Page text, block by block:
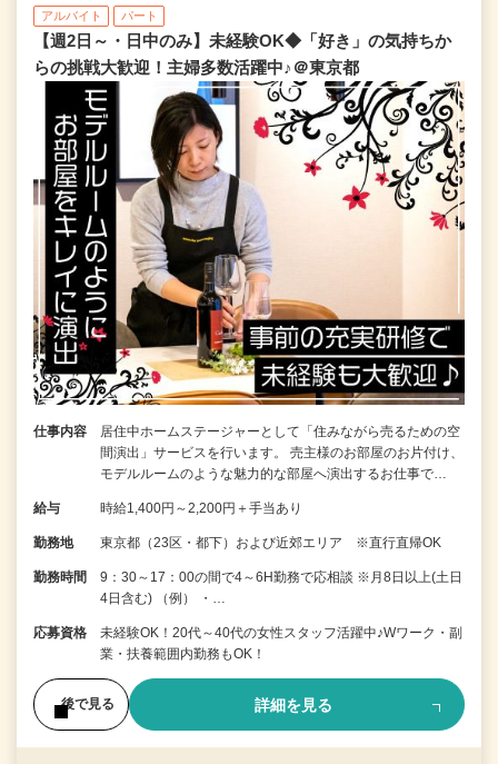
アルバイト パート
【週2日～・日中のみ】未経験OK◆「好き」の気持ちか
らの挑戦大歓迎！主婦多数活躍中♪＠東京都
仕事内容
居住中ホームステージャーとして「住みながら売るための空
間演出」サービスを行います。 売主様のお部屋のお片付け、
モデルルームのような魅力的な部屋へ演出するお仕事で…
給与 時給1,400円～2,200円＋手当あり
勤務地 東京都（23区・都下）および近郊エリア ※直行直帰OK
勤務時間
9：30～17：00の間で4～6H勤務で応相談 ※月8日以上(土日
4日含む) （例） ・…
応募資格
未経験OK！20代～40代の女性スタッフ活躍中♪Wワーク・副
業・扶養範囲内勤務もOK！
後で見る 詳細を見る